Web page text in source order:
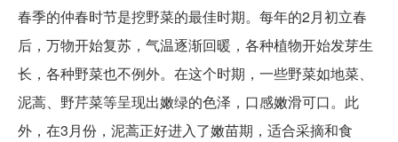
春季的仲春时节是挖野菜的最佳时期。每年的2月初立春
后，万物开始复苏，气温逐渐回暖，各种植物开始发芽生
长，各种野菜也不例外。在这个时期，一些野菜如地菜、
泥蒿、野芹菜等呈现出嫩绿的色泽，口感嫩滑可口。此
外，在3月份，泥蒿正好进入了嫩苗期，适合采摘和食